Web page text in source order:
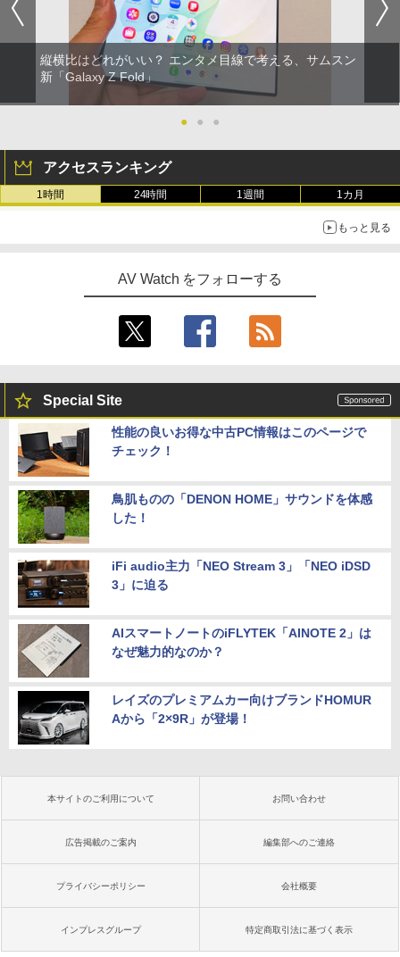
縦横比はどれがいい？ エンタメ目線で考える、サムスン
新「Galaxy Z Fold」
● ● ●
アクセスランキング
1時間 24時間 1週間 1カ月
もっと見る
AV Watch をフォローする
Special Site
性能の良いお得な中古PC情報はこのページで
チェック！
鳥肌ものの「DENON HOME」サウンドを体感
した！
iFi audio主力「NEO Stream 3」「NEO iDSD
3」に迫る
AIスマートノートのiFLYTEK「AINOTE 2」は
なぜ魅力的なのか？
レイズのプレミアムカー向けブランドHOMUR
Aから「2×9R」が登場！
本サイトのご利用について お問い合わせ
広告掲載のご案内 編集部へのご連絡
プライバシーポリシー 会社概要
インプレスグループ 特定商取引法に基づく表示